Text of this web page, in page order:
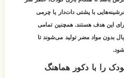
با پشتی دات‌دار یا چرمی
این هدف هستند. همچنین تمامی
بدون مواد مضر تولید می‌شوند تا
را با دکور هماهنگ